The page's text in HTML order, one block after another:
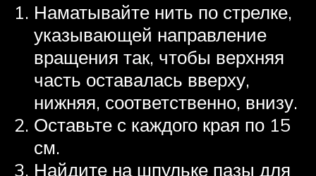
Наматывайте нить по стрелке,
указывающей направление
вращения так, чтобы верхняя
часть оставалась вверху,
нижняя, соответственно, внизу.
Оставьте с каждого края по 15
см.
Найдите на шпульке пазы для